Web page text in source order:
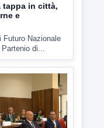
tappa in città,
e
Futuro Nazionale
di...